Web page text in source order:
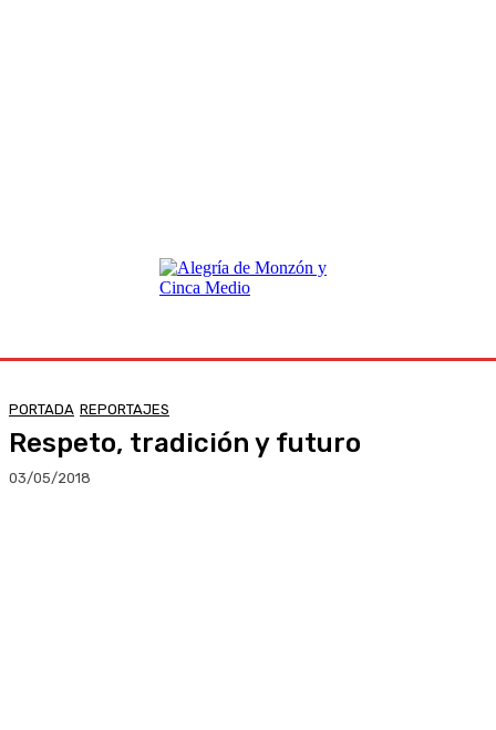
PORTADA REPORTAJES
Respeto, tradición y futuro
03/05/2018